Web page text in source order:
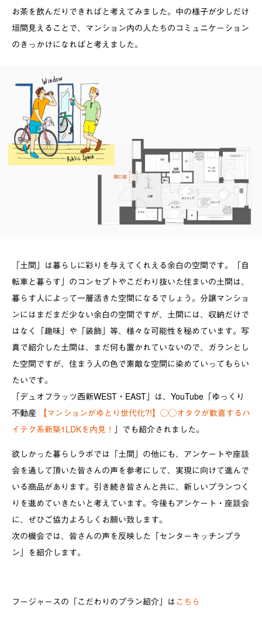
お茶を飲んだりできればと考えてみました。中の様子が少しだけ
垣間見えることで、マンション内の人たちのコミュニケーション
のきっかけになればと考えました。
「土間」は暮らしに彩りを与えてくれえる余白の空間です。「自
転車と暮らす」のコンセプトやこだわり抜いた住まいの土間は、
暮らす人によって一層活きた空間になるでしょう。分譲マンショ
ンにはまだまだ少ない余白の空間ですが、土間には、収納だけで
はなく「趣味」や「装飾」等、様々な可能性を秘めています。写
真で紹介した土間は、まだ何も置かれていないので、ガランとし
た空間ですが、住まう人の色で素敵な空間に染めていってもらい
たいです。
「デュオフラッツ西新WEST・EAST」は、YouTube「ゆっくり
不動産
【マンションがゆとり世代化?!】◯◯オタクが歓喜するハ
イテク系新築1LDKを内見！ 」でも紹介されました。
欲しかった暮らしラボでは「土間」の他にも、アンケートや座談
会を通して頂いた皆さんの声を参考にして、実現に向けて進んで
いる商品があります。引き続き皆さんと共に、新しいプランつく
りを進めていきたいと考えています。今後もアンケート・座談会
に、ぜひご協力よろしくお願い致します｡
次の機会では、皆さんの声を反映した「センターキッチンプラ
ン」を紹介します。
フージャースの「こだわりのプラン紹介」はこちら